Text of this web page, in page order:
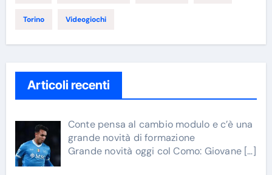
Torino Videogiochi
Articoli recenti
Conte pensa al cambio modulo e c’è una
grande novità di formazione
Grande novità oggi col Como: Giovane […]